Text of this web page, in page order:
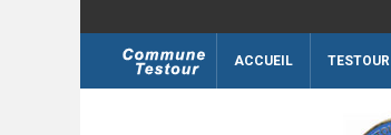
ACCUEIL TESTOUR